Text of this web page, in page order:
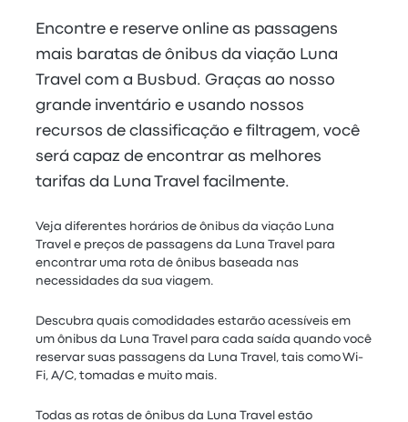
Encontre e reserve online as passagens
mais baratas de ônibus da viação Luna
Travel com a Busbud. Graças ao nosso
grande inventário e usando nossos
recursos de classificação e filtragem, você
será capaz de encontrar as melhores
tarifas da Luna Travel facilmente.
Veja diferentes horários de ônibus da viação Luna
Travel e preços de passagens da Luna Travel para
encontrar uma rota de ônibus baseada nas
necessidades da sua viagem.
Descubra quais comodidades estarão acessíveis em
um ônibus da Luna Travel para cada saída quando você
reservar suas passagens da Luna Travel, tais como Wi-
Fi, A/C, tomadas e muito mais.
Todas as rotas de ônibus da Luna Travel estão